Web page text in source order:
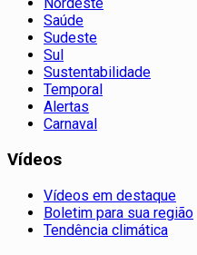
Saúde
Sudeste
Sul
Sustentabilidade
Temporal
Alertas
Carnaval
Vídeos
Vídeos em destaque
Boletim para sua região
Tendência climática